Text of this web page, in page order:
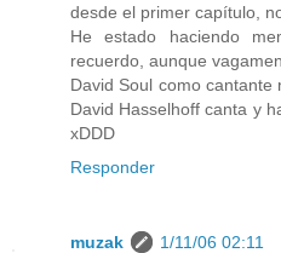
desde el primer capítulo,
He estado haciendo
recuerdo, aunque
David Soul como
David Hasselhoff canta y
xDDD
Responder
muzak
1/11/06 02:11